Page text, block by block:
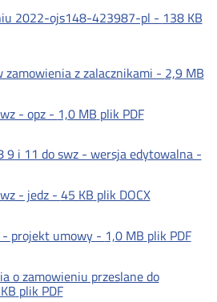
2022-ojs148-423987-pl - 138 KB
z zalacznikami - 2,9 MB
- opz - 1,0 MB plik PDF
9 i 11 do swz - wersja edytowalna -
- jedz - 45 KB plik DOCX
projekt umowy - 1,0 MB plik PDF
o zamowieniu przeslane do
plik PDF